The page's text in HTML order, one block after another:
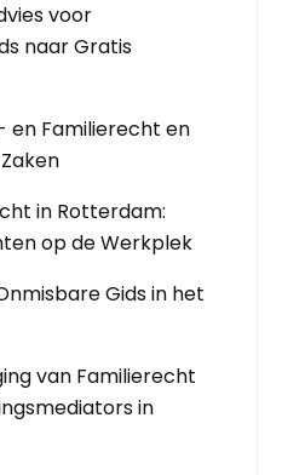
voor
naar Gratis
en Familierecht en
in Rotterdam:
op de Werkplek
Gids in het
van Familierecht
in